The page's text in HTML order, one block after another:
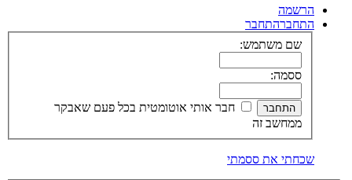
הרשמה
התחברהתחבר
שם משתמש:
ססמה:
חבר אותי אוטומטית בכל פעם שאבקר
ממחשב זה
שכחתי את ססמתי